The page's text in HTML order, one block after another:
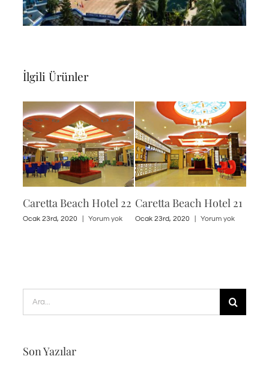
İlgili Ürünler
Caretta Beach Hotel 22
Ocak 23rd, 2020 Yorum yok
Caretta Beach Hotel 21
Ocak 23rd, 2020 Yorum yok
Ara:
Son Yazılar